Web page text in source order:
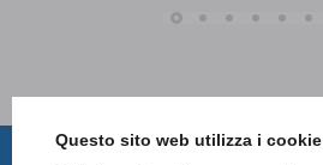
Questo sito web utilizza i cookie